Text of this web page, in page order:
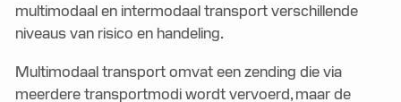
multimodaal en intermodaal transport verschillende
niveaus van risico en handeling.
Multimodaal transport omvat een zending die via
meerdere transportmodi wordt vervoerd, maar de